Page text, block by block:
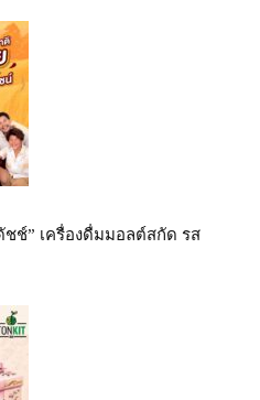
ช์” เครื่องดื่มมอลต์สกัด รส